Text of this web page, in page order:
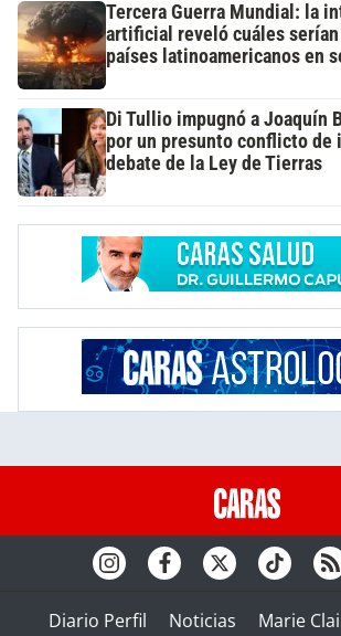
Tercera Guerra Mundial: la
artificial reveló cuáles
países latinoamericanos en
Di Tullio impugnó a Joaquín
por un presunto conflicto de
debate de la Ley de Tierras
Diario Perfil Noticias Marie